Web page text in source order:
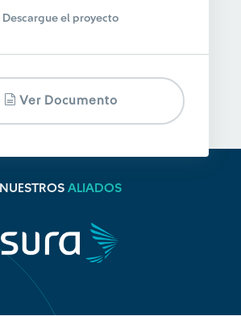
Descargue el proyecto
Ver Documento
NUESTROS ALIADOS